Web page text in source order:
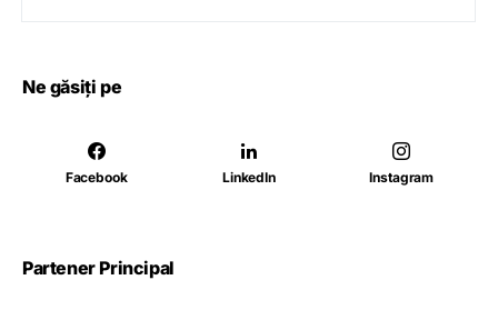
Ne găsiți pe
Facebook LinkedIn Instagram
Partener Principal